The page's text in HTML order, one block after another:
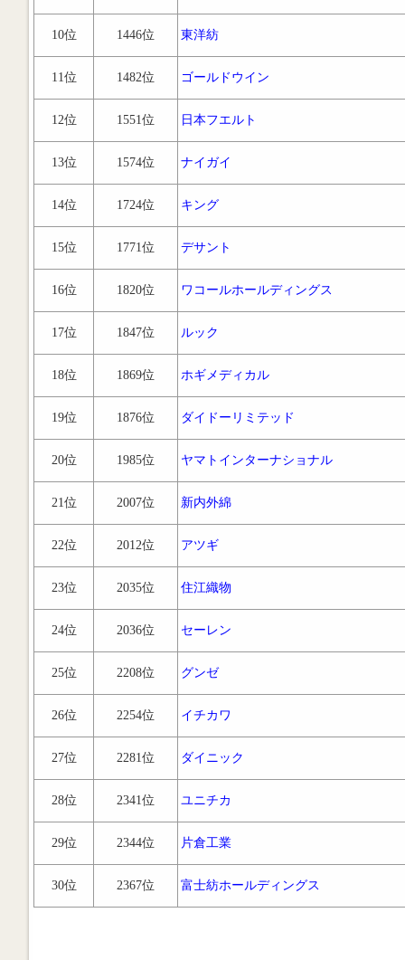
10位 1446位 東洋紡
11位 1482位 ゴールドウイン
12位 1551位 日本フエルト
13位 1574位 ナイガイ
14位 1724位 キング
15位 1771位 デサント
16位 1820位 ワコールホールディングス
17位 1847位 ルック
18位 1869位 ホギメディカル
19位 1876位 ダイドーリミテッド
20位 1985位 ヤマトインターナショナル
21位 2007位 新内外綿
22位 2012位 アツギ
23位 2035位 住江織物
24位 2036位 セーレン
25位 2208位 グンゼ
26位 2254位 イチカワ
27位 2281位 ダイニック
28位 2341位 ユニチカ
29位 2344位 片倉工業
30位 2367位 富士紡ホールディングス